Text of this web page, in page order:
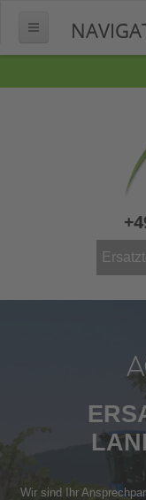
Zubehör Weinbau
Wir sind Ihr